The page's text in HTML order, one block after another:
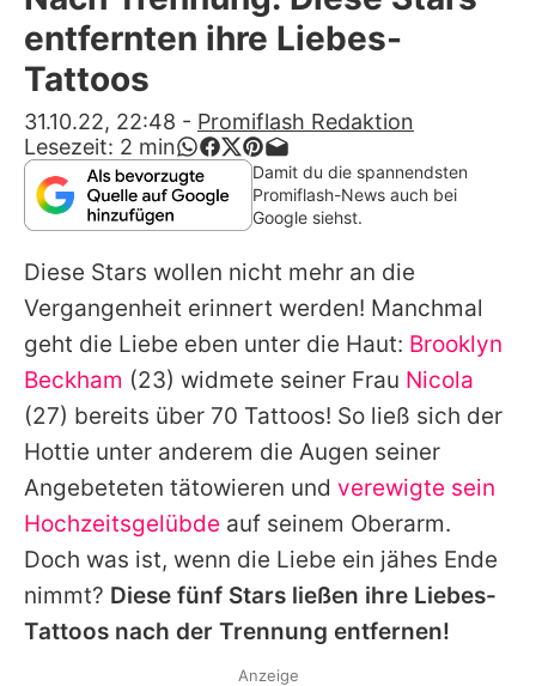
Alle Themen auf Promiflash
App runterladen
Team
Redaktionelle Richtlinien
Impressum
Datenschutzerklärung
Nutzungsbedingungen
Utiq verwalten
entfernten ihre Liebes-
Tattoos
31.10.22, 22:48 - Promiflash Redaktion
Lesezeit: 2 min
Damit du die spannendsten
Promiflash-News auch bei
Google siehst.
Diese Stars wollen nicht mehr an die
Vergangenheit erinnert werden! Manchmal
geht die Liebe eben unter die Haut: Brooklyn
Beckham (23) widmete seiner Frau Nicola
(27) bereits über 70 Tattoos! So ließ sich der
Hottie unter anderem die Augen seiner
Angebeteten tätowieren und verewigte sein
Hochzeitsgelübde auf seinem Oberarm.
Doch was ist, wenn die Liebe ein jähes Ende
nimmt? Diese fünf Stars ließen ihre Liebes-
Tattoos nach der Trennung entfernen!
Anzeige